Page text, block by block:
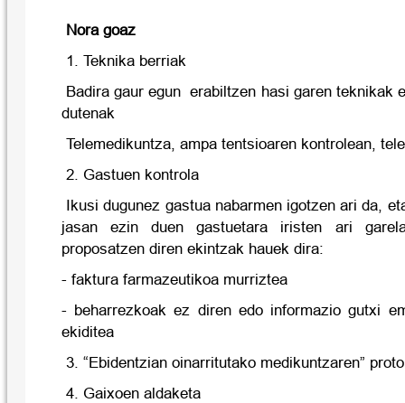
Nora goaz
1. Teknika berriak
Badira gaur egun erabiltzen hasi garen teknikak
dutenak
Telemedikuntza, ampa tentsioaren kontrolean,
2. Gastuen kontrola
Ikusi dugunez gastua nabarmen igotzen ari da,
jasan ezin duen gastuetara iristen ari
proposatzen diren ekintzak hauek dira:
- faktura farmazeutikoa murriztea
- beharrezkoak ez diren edo informazio gutxi
ekiditea
3. “Ebidentzian oinarritutako medikuntzaren”
4. Gaixoen aldaketa